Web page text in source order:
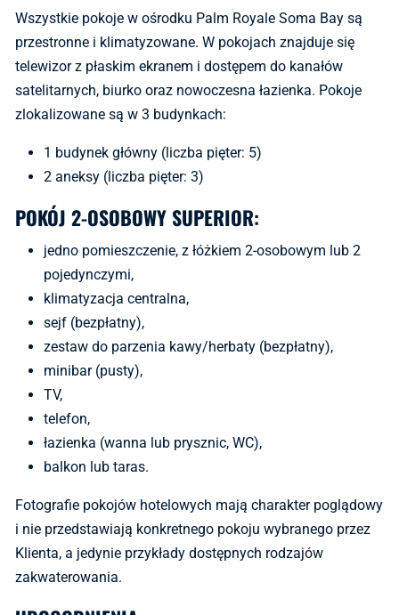
Wszystkie pokoje w ośrodku Palm Royale Soma Bay są
przestronne i klimatyzowane. W pokojach znajduje się
telewizor z płaskim ekranem i dostępem do kanałów
satelitarnych, biurko oraz nowoczesna łazienka. Pokoje
zlokalizowane są w 3 budynkach:
1 budynek główny (liczba pięter: 5)
2 aneksy (liczba pięter: 3)
POKÓJ 2-OSOBOWY SUPERIOR:
jedno pomieszczenie, z łóżkiem 2-osobowym lub 2
pojedynczymi,
klimatyzacja centralna,
sejf (bezpłatny),
zestaw do parzenia kawy/herbaty (bezpłatny),
minibar (pusty),
TV,
telefon,
łazienka (wanna lub prysznic, WC),
balkon lub taras.
Fotografie pokojów hotelowych mają charakter poglądowy
i nie przedstawiają konkretnego pokoju wybranego przez
Klienta, a jedynie przykłady dostępnych rodzajów
zakwaterowania.